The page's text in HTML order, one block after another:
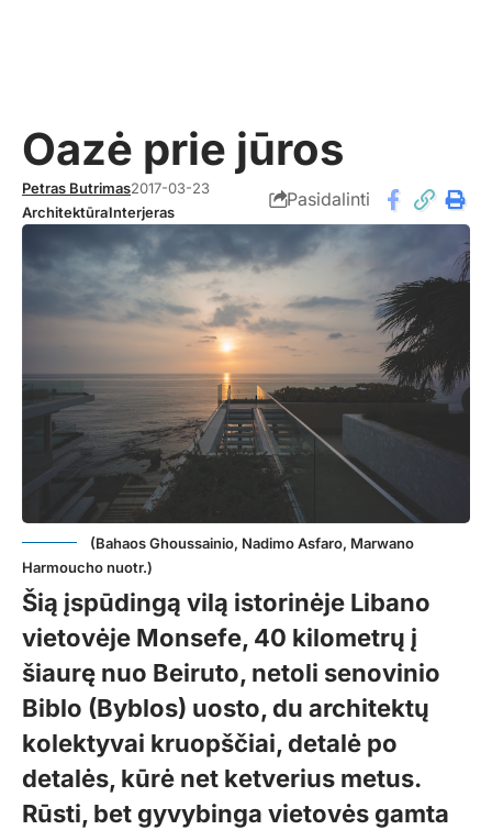
Oazė prie jūros
Petras Butrimas2017-03-23
ArchitektūraInterjeras
Pasidalinti
(Bahaos Ghoussainio, Nadimo Asfaro, Marwano
Harmoucho nuotr.)
Šią įspūdingą vilą istorinėje Libano
vietovėje Monsefe, 40 kilometrų į
šiaurę nuo Beiruto, netoli senovinio
Biblo (Byblos) uosto, du architektų
kolektyvai kruopščiai, detalė po
detalės, kūrė net ketverius metus.
Rūsti, bet gyvybinga vietovės gamta